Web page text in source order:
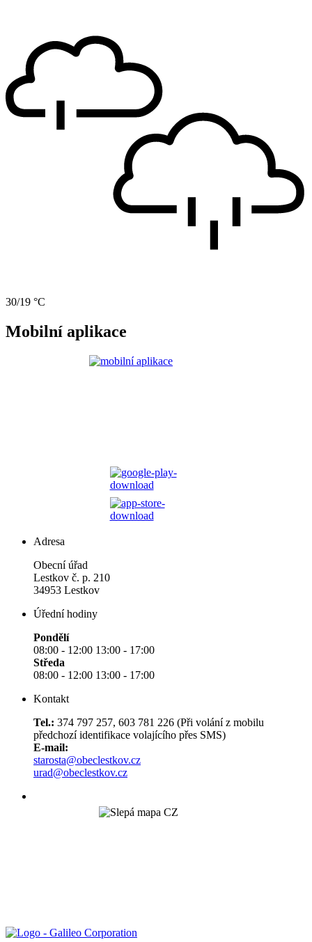
30/19 °C
Mobilní aplikace
Adresa
Obecní úřad
Lestkov č. p. 210
34953 Lestkov
Úřední hodiny
Pondělí
08:00 - 12:00 13:00 - 17:00
Středa
08:00 - 12:00 13:00 - 17:00
Kontakt
Tel.: 374 797 257, 603 781 226 (Při volání z mobilu
předchozí identifikace volajícího přes SMS)
E-mail:
starosta@obeclestkov.cz
urad@obeclestkov.cz